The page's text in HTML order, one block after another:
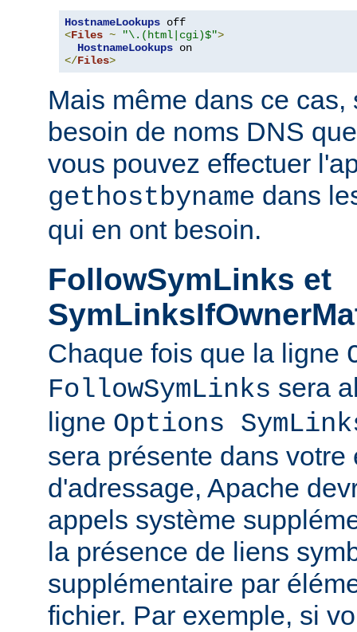
HostnameLookups
<Files ~ "\.(html|cgi)$">
HostnameLookups
</Files>
Mais même dans ce cas,
besoin de noms DNS
vous pouvez effectuer
gethostbyname dans
qui en ont besoin.
FollowSymLinks et
Chaque fois que la ligne
FollowSymLinks sera
ligne Options
sera présente dans votre
d'adressage, Apache
appels système
la présence de liens
supplémentaire par
fichier. Par exemple, si